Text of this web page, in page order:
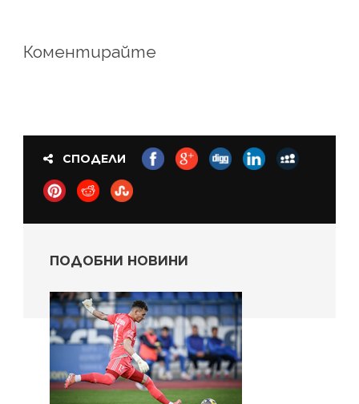
Коментирайте
СПОДЕЛИ
ПОДОБНИ НОВИНИ